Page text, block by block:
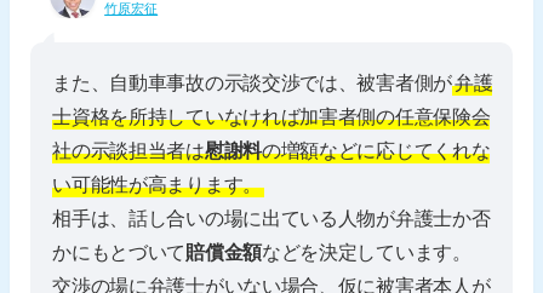
竹原宏征
また、自動車事故の示談交渉では、被害者側が弁護
士資格を所持していなければ加害者側の任意保険会
社の示談担当者は慰謝料の増額などに応じてくれな
い可能性が高まります。
相手は、話し合いの場に出ている人物が弁護士か否
かにもとづいて賠償金額などを決定しています。
交渉の場に弁護士がいない場合、仮に被害者本人が